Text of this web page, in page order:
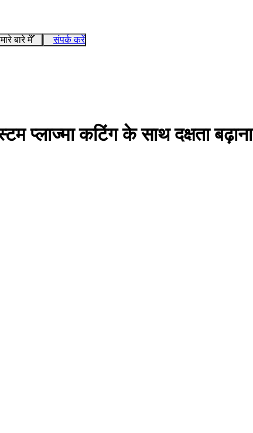
बारे में संपर्क करें
प्लाज्मा कटिंग के साथ दक्षता बढ़ाना